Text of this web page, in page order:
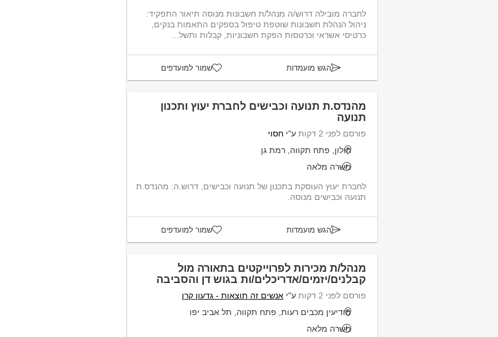
לחברה מובילה דרוש/ה מנהל/ת חשבונות מנוסה תיאור התפקיד:
ניהול הנהלת חשבונות שוטפת טיפול בספקים התאמות בנקים,
כרטיסי אשראי וכרטסות הפקת חשבוניות, קבלות ותשל...
הגש מועמדות שמור למועדפים
מהנדס.ת תנועה וכבישים לחברת יעוץ ותכנון
תנועה
פורסם לפני 2 דקות ע"י חסוי
חולון, פתח תקווה, רמת גן
משרה מלאה
לחברת יעוץ העוסקת בתכנון של תנועה וכבישים, דרוש.ה: מהנדס.ת
תנועה וכבישים מנוסה.
הגש מועמדות שמור למועדפים
מנהל/ת מכירות לפרוייקטים בתאורה מול
קבלנים/יזמים/אדריכלים/ות בגוש דן והסביבה
פורסם לפני 2 דקות ע"י אנשים זה תוצאות - גדעון קרן
מודיעין מכבים רעות, פתח תקווה, תל אביב יפו
משרה מלאה